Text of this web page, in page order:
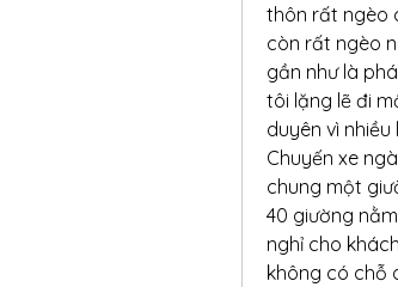
thôn rất ngèo
còn rất ngèo
gần như là
tôi lặng lẽ đi
duyên vì nhiều
Chuyến xe
chung một
40 giường
nghỉ cho
không có chỗ